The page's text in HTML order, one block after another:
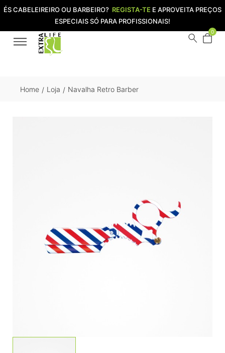
ÉS CABELEIREIRO OU BARBEIRO? REGISTA-TE E APROVEITA PREÇOS
ESPECIAIS SÓ PARA PROFISSIONAIS!
0
Home / Loja / Navalha Retro Barber